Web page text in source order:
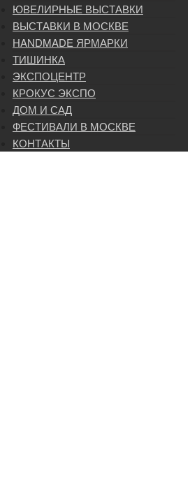
ЮВЕЛИРНЫЕ ВЫСТАВКИ
ВЫСТАВКИ В МОСКВЕ
HANDMADE ЯРМАРКИ
ТИШИНКА
ЭКСПОЦЕНТР
КРОКУС ЭКСПО
ДОМ И САД
ФЕСТИВАЛИ В МОСКВЕ
КОНТАКТЫ